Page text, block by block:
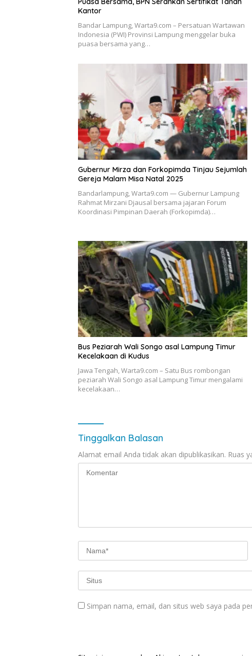
Kantor
Bandar Lampung, Warta9.com – Persatuan Wartawan
Indonesia (PWI) Provinsi Lampung menggelar buka
puasa bersama yang…
Gubernur Mirza dan Forkopimda Tinjau Sejumlah
Gereja Malam Misa Natal 2025
Bandarlampung, Warta9.com — Gubernur Lampung
Rahmat Mirzani Djausal bersama jajaran Forum
Koordinasi Pimpinan Daerah (Forkopimda)…
Bus Peziarah Wali Songo asal Lampung Timur
Kecelakaan di Kudus
Jawa Tengah, Warta9.com – Satu Bus rombongan
peziarah Wali Songo asal Lampung Timur mengalami
kecelakaan…
Tinggalkan Balasan
Alamat email Anda tidak akan dipublikasikan. Ruas
Simpan nama, email, dan situs web saya pada